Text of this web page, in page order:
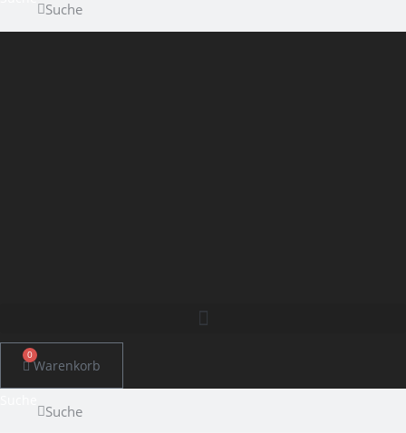
Suche
0
Warenkorb
Suche